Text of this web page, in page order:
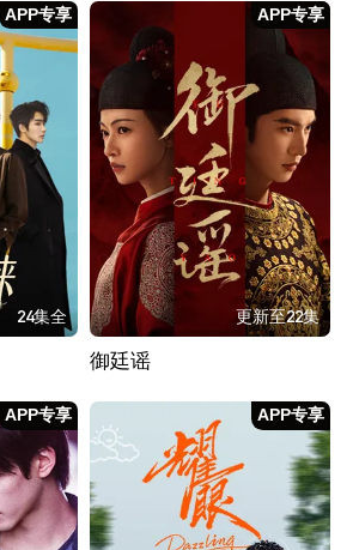
APP专享
24集全
APP专享
更新至22集
御廷谣
APP专享 APP专享